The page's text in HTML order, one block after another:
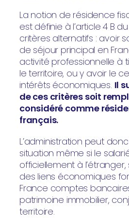
La notion de résidence
est définie à l’article 4 B
critères alternatifs : avoir
de séjour principal en
activité professionnelle à
le territoire, ou y avoir le
intérêts économiques. Il
de ces critères soit
considéré comme
français.
L’administration peut
situation même si le
officiellement à l’étranger,
des liens économiques
France comptes
patrimoine immobilier,
territoire.